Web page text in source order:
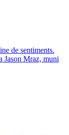
de sentiments.
Jason Mraz, muni